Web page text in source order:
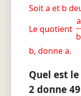
Soit a et b
Le quotient
a
b
b, donne a.
Quel est
2 donne